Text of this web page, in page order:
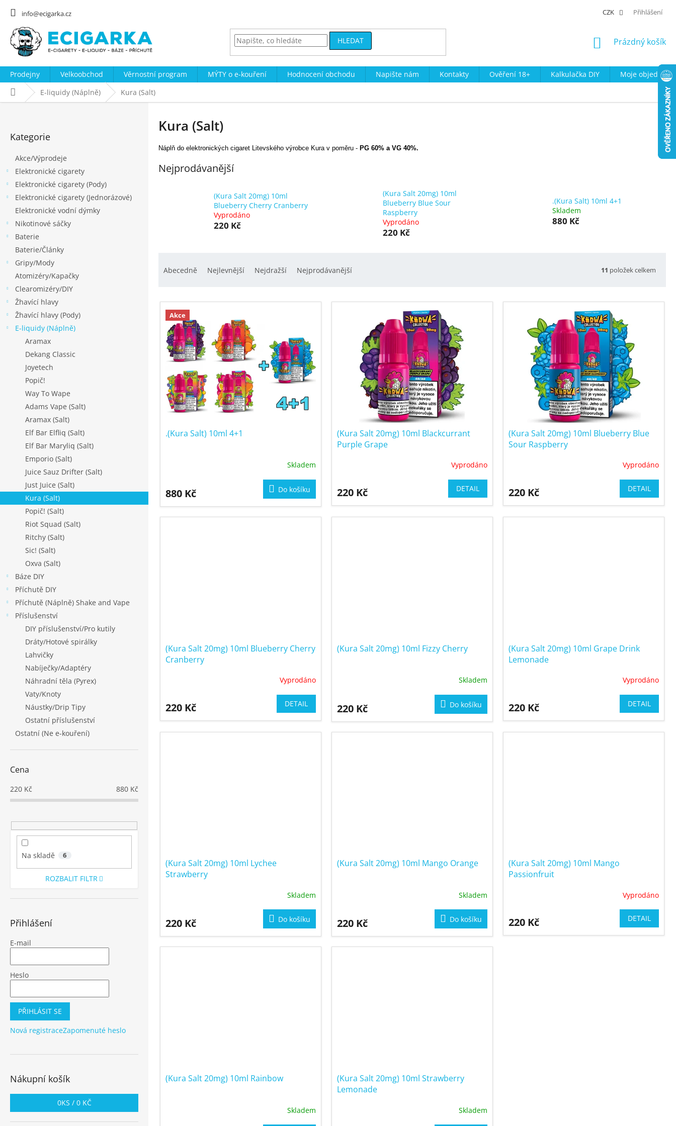
info@ecigarka.cz CZK Přihlášení
HLEDAT
NÁKUPNÍ
Prázdný košík
Prodejny Velkoobchod Věrnostní program MÝTY o e-kouření Hodnocení obchodu Napište nám Kontakty Ověření 18+ Kalkulačka DIY
Moje
Domů E-liquidy (Náplně) Kura (Salt)
kategorie
Kategorie
Akce/Výprodeje
Elektronické cigarety
Elektronické cigarety (Pody)
Elektronické cigarety (Jednorázové)
Elektronické vodní dýmky
Nikotinové sáčky
Baterie
Baterie/Články
Gripy/Mody
Atomizéry/Kapačky
Clearomizéry/DIY
Žhavící hlavy
Žhavící hlavy (Pody)
E-liquidy (Náplně)
Aramax
Dekang Classic
Joyetech
Popič!
Way To Wape
Adams Vape (Salt)
Aramax (Salt)
Elf Bar Elfliq (Salt)
Elf Bar Maryliq (Salt)
Emporio (Salt)
Juice Sauz Drifter (Salt)
Just Juice (Salt)
Kura (Salt)
Popič! (Salt)
Riot Squad (Salt)
Ritchy (Salt)
Sic! (Salt)
Oxva (Salt)
Báze DIY
Příchutě DIY
Příchutě (Náplně) Shake and Vape
Příslušenství
DIY příslušenství/Pro kutily
Dráty/Hotové spirálky
Lahvičky
Nabíječky/Adaptéry
Náhradní těla (Pyrex)
Vaty/Knoty
Náustky/Drip Tipy
Ostatní příslušenství
Ostatní (Ne e-kouření)
Cena
220 Kč 880 Kč
Na skladě 6
ROZBALIT FILTR
Přihlášení
E-mail
Heslo
PŘIHLÁSIT SE
Nová registraceZapomenuté heslo
Nákupní košík
0KS / 0 KČ
Kura (Salt)
Náplň do elektronických cigaret Litevského výrobce Kura v poměru - PG 60% a VG 40%.
Nejprodávanější
(Kura Salt 20mg) 10ml
Blueberry Cherry Cranberry
Vyprodáno
220 Kč
(Kura Salt 20mg) 10ml
Blueberry Blue Sour
Raspberry
Vyprodáno
220 Kč
.(Kura Salt) 10ml 4+1
Skladem
880 Kč
Abecedně Nejlevnější Nejdražší Nejprodávanější 11 položek celkem
V
Akce
.(Kura Salt) 10ml 4+1
Skladem
880 Kč Do košíku
(Kura Salt 20mg) 10ml Blackcurrant
Purple Grape
Vyprodáno
220 Kč DETAIL
(Kura Salt 20mg) 10ml Blueberry Blue
Sour Raspberry
Vyprodáno
220 Kč DETAIL
(Kura Salt 20mg) 10ml Blueberry Cherry
Cranberry
Vyprodáno
220 Kč DETAIL
(Kura Salt 20mg) 10ml Fizzy Cherry
Skladem
220 Kč Do košíku
(Kura Salt 20mg) 10ml Grape Drink
Lemonade
Vyprodáno
220 Kč DETAIL
(Kura Salt 20mg) 10ml Lychee
Strawberry
Skladem
220 Kč Do košíku
(Kura Salt 20mg) 10ml Mango Orange
Skladem
220 Kč Do košíku
(Kura Salt 20mg) 10ml Mango
Passionfruit
Vyprodáno
220 Kč DETAIL
(Kura Salt 20mg) 10ml Rainbow
Skladem
(Kura Salt 20mg) 10ml Strawberry
Lemonade
Skladem